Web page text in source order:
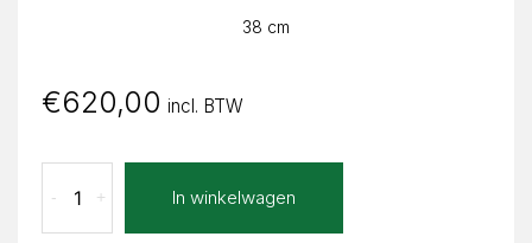
38 cm
€620,00 incl. BTW
Nero
Neta
+
- In winkelwagen